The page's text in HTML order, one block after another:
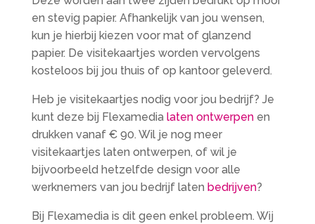
en stevig papier. Afhankelijk van jou wensen,
kun je hierbij kiezen voor mat of glanzend
papier. De visitekaartjes worden vervolgens
kosteloos bij jou thuis of op kantoor geleverd.
Heb je visitekaartjes nodig voor jou bedrijf? Je
kunt deze bij Flexamedia laten ontwerpenen
drukken vanaf € 90. Wil je nog meer
visitekaartjes laten ontwerpen, of wil je
bijvoorbeeld hetzelfde design voor alle
werknemers van jou bedrijf laten bedrijven?
Bij Flexamedia is dit geen enkel probleem. Wij